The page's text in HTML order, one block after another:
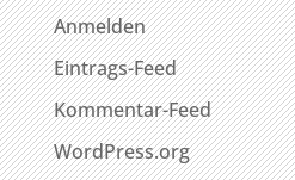
Anmelden
Eintrags-Feed
Kommentar-Feed
WordPress.org